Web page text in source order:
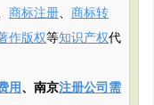
商标注册、 商标转
作版权等知识产权代
用、南京注册公司需